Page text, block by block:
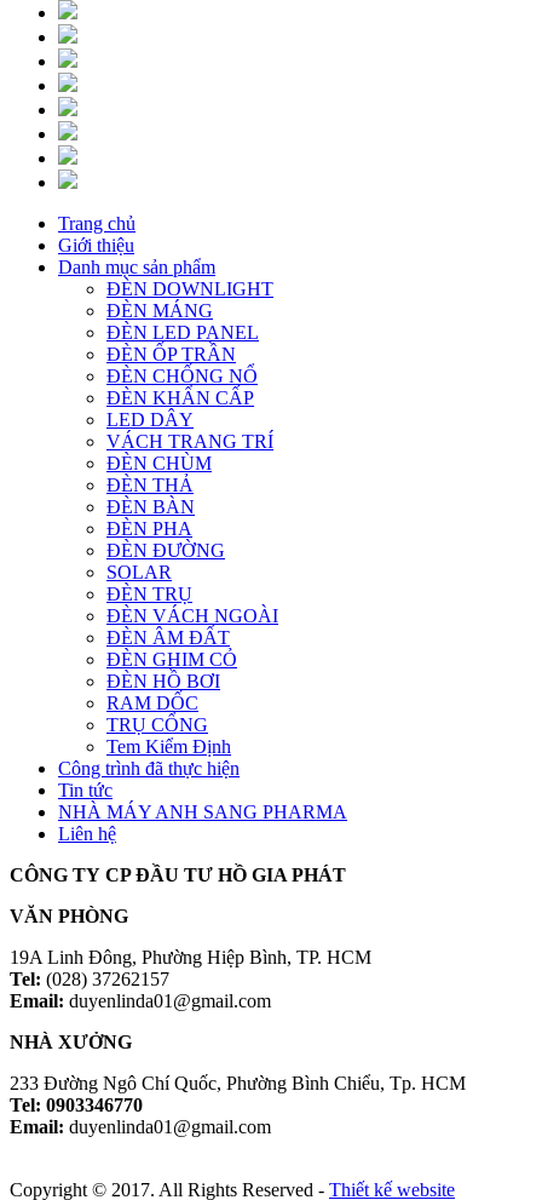
Trang chủ
Giới thiệu
Danh mục sản phẩm
ĐÈN DOWNLIGHT
ĐÈN MÁNG
ĐÈN LED PANEL
ĐÈN ỐP TRẦN
ĐÈN CHỐNG NỔ
ĐÈN KHẨN CẤP
LED DÂY
VÁCH TRANG TRÍ
ĐÈN CHÙM
ĐÈN THẢ
ĐÈN BÀN
ĐÈN PHA
ĐÈN ĐƯỜNG
SOLAR
ĐÈN TRỤ
ĐÈN VÁCH NGOÀI
ĐÈN ÂM ĐẤT
ĐÈN GHIM CỎ
ĐÈN HỒ BƠI
RAM DỐC
TRỤ CỔNG
Tem Kiểm Định
Công trình đã thực hiện
Tin tức
NHÀ MÁY ANH SANG PHARMA
Liên hệ
CÔNG TY CP ĐẦU TƯ HỒ GIA PHÁT
VĂN PHÒNG
19A Linh Đông, Phường Hiệp Bình, TP. HCM
Tel: (028) 37262157
Email: duyenlinda01@gmail.com
NHÀ XƯỞNG
233 Đường Ngô Chí Quốc, Phường Bình Chiểu, Tp. HCM
Tel: 0903346770
Email: duyenlinda01@gmail.com
Copyright © 2017. All Rights Reserved - Thiết kế website